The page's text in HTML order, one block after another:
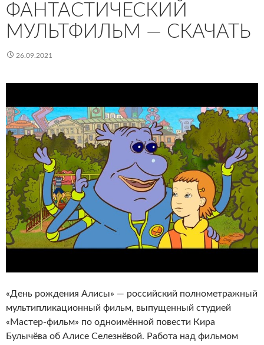
ФАНТАСТИЧЕСКИЙ
МУЛЬТФИЛЬМ — СКАЧАТЬ
26.09.2021
«День рождения Алисы» — российский полнометражный
мультипликационный фильм, выпущенный студией
«Мастер-фильм» по одноимённой повести Кира
Булычёва об Алисе Селезнёвой. Работа над фильмом